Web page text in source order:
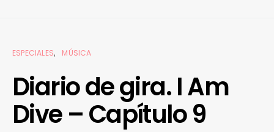
ESPECIALES MÚSICA
Diario de gira. I Am
Dive – Capítulo 9